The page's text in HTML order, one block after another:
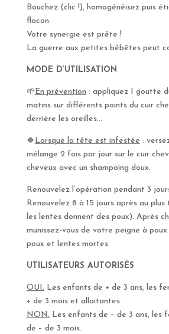
Bouchez (clic !), homogénéisez puis
flacon.
Votre synergie est prête !
La guerre aux petites bêbêtes peut
MODE D’UTILISATION
🌱 En prévention : appliquez 1 goutte
matins sur différents points du cuir
derrière les oreilles…
🍀 Lorsque la tête est infestée :
mélange 2 fois par jour sur le cuir
cheveux avec un shampoing doux.
Renouvelez l’opération pendant 3
Renouvelez 8 à 15 jours après au
les lentes donnent des poux). Après
munissez-vous de votre peigne à
poux et lentes mortes.
UTILISATEURS AUTORISÉS
OUI. Les enfants de + de 3 ans, les
+ de 3 mois et allaitantes.
NON. Les enfants de – de 3 ans, les
de – de 3 mois.